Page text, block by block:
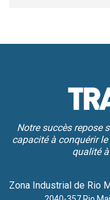
Notre succès repose
capacité à conquérir
qualité
Zona Industrial de Rio